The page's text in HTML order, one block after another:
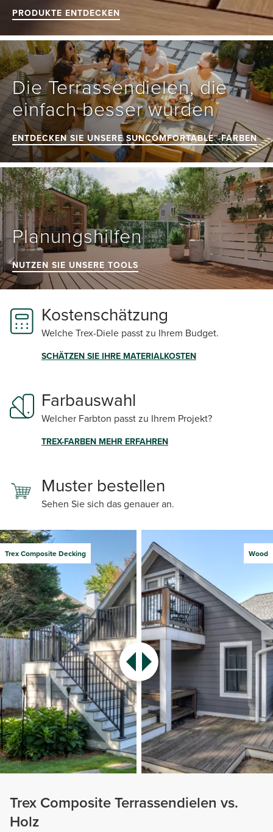
PRODUKTE ENTDECKEN
Die Terrassendielen, die
einfach besser wurden
ENTDECKEN SIE UNSERE SUNCOMFORTABLE™-FARBEN
Planungshilfen
NUTZEN SIE UNSERE TOOLS
Kostenschätzung
Welche Trex-Diele passt zu Ihrem Budget.
SCHÄTZEN SIE IHRE MATERIALKOSTEN
Farbauswahl
Welcher Farbton passt zu Ihrem Projekt?
TREX-FARBEN MEHR ERFAHREN
Muster bestellen
Sehen Sie sich das genauer an.
Wood
Trex Composite Decking
Trex Composite Terrassendielen vs.
Holz